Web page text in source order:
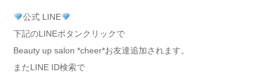
公式 LINE
下記のLINEボタンクリックで
Beauty up salon *cheer*お友達追加されます。
またLINE ID検索で